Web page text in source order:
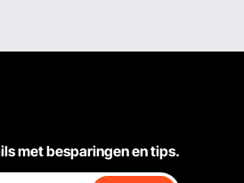
met besparingen en tips.